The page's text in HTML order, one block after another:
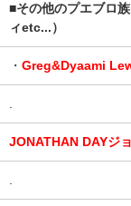
■その他のプエブロ
ィetc...）
・ Greg&Dyaami
.
JONATHAN DAYジ
.